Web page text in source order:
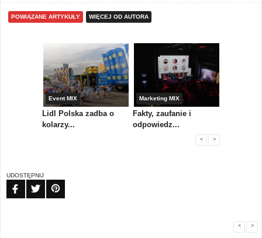
POWIĄZANE ARTYKUŁY WIĘCEJ OD AUTORA
Event MIX
Lidl Polska zadba o
kolarzy...
Marketing MIX
Fakty, zaufanie i
odpowiedz...
< >
UDOSTĘPNIJ
< >